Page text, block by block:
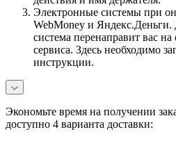
Электронные системы при
WebMoney и
система перенаправит вас
сервиса. Здесь необходимо
инструкции.
Экономьте время на получении
доступно 4 варианта доставки: